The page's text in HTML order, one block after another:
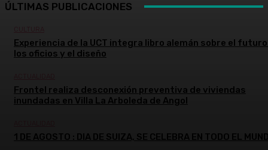
ÚLTIMAS PUBLICACIONES
Experiencia de la UCT integra libro alemán sobre el
los oficios y el diseño
Frontel realiza desconexión preventiva de viviendas
inundadas en Villa La Arboleda de Angol
1 DE AGOSTO : DIA DE SUIZA, SE CELEBRA EN TODO EL